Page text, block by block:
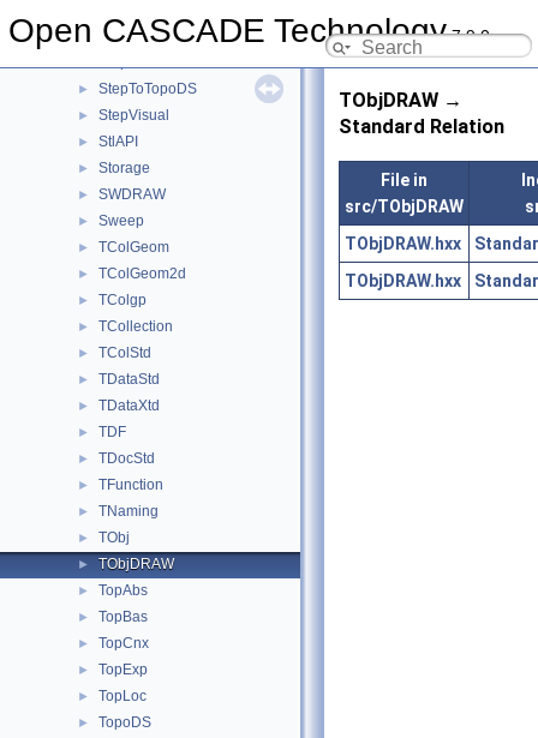
Open CASCADE Technology7.9.0
StepShape
► StepToTopoDS
► StepVisual
► StlAPI
► Storage
► SWDRAW
► Sweep
► TColGeom
► TColGeom2d
► TColgp
► TCollection
► TColStd
► TDataStd
► TDataXtd
► TDF
► TDocStd
► TFunction
► TNaming
► TObj
► TObjDRAW
► TopAbs
► TopBas
► TopCnx
► TopExp
► TopLoc
► TopoDS
TObjDRAW →
Standard Relation
File in
src/TObjDRAW
TObjDRAW.hxx
TObjDRAW.hxx